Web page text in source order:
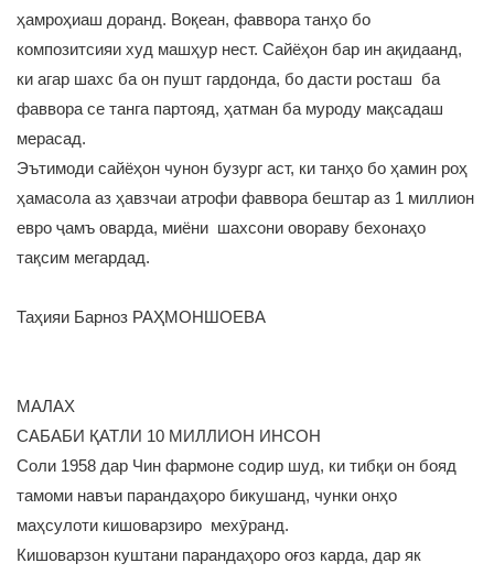
ҳамроҳиаш доранд. Воқеан, фаввора танҳо бо
композитсияи худ машҳур нест. Сайёҳон бар ин ақидаанд,
ки агар шахс ба он пушт гардонда, бо дасти росташ ба
фаввора се танга партояд, ҳатман ба муроду мақсадаш
мерасад.
Эътимоди сайёҳон чунон бузург аст, ки танҳо бо ҳамин роҳ
ҳамасола аз ҳавзчаи атрофи фаввора бештар аз 1 миллион
евро ҷамъ оварда, миёни шахсони овораву бехонаҳо
тақсим мегардад.
Таҳияи Барноз РАҲМОНШОЕВА
МАЛАХ
САБАБИ ҚАТЛИ 10 МИЛЛИОН ИНСОН
Соли 1958 дар Чин фармоне содир шуд, ки тибқи он бояд
тамоми навъи парандаҳоро бикушанд, чунки онҳо
маҳсулоти кишоварзиро мехӯранд.
Кишоварзон куштани парандаҳоро оғоз карда, дар як